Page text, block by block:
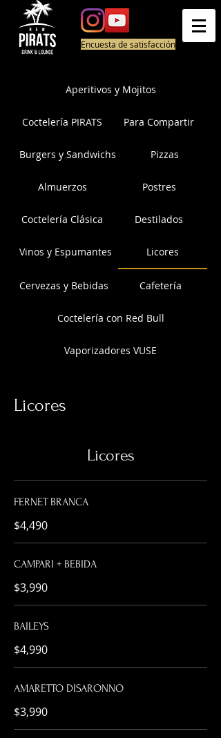
Encuesta de satisfacción
Aperitivos y Mojitos
Coctelería PIRATS Para Compartir
Burgers y Sandwichs Pizzas
Almuerzos Postres
Coctelería Clásica Destilados
Vinos y Espumantes Licores
Cervezas y Bebidas Cafetería
Coctelería con Red Bull
Vaporizadores VUSE
Licores
Licores
FERNET BRANCA
$4,490
CAMPARI + BEBIDA
$3,990
BAILEYS
$4,990
AMARETTO DISARONNO
$3,990